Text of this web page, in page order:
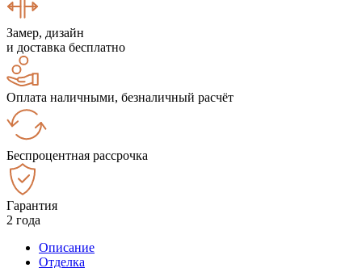
Замер, дизайн
и доставка бесплатно
Оплата наличными, безналичный расчёт
Беспроцентная рассрочка
Гарантия
2 года
Описание
Отделка